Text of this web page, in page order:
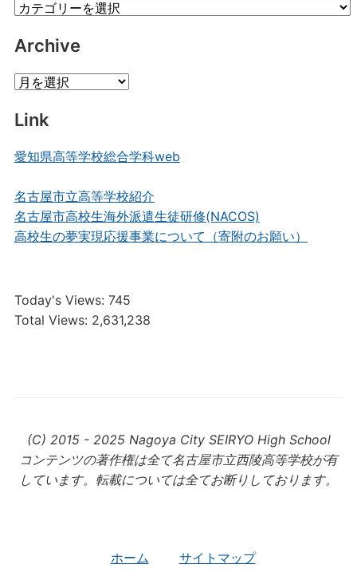
Category
Archive
Archive
Link
愛知県高等学校総合学科web
名古屋市立高等学校紹介
名古屋市高校生海外派遣生徒研修(NACOS)
高校生の夢実現応援事業について（寄附のお願い）
Today's Views: 745
Total Views: 2,631,238
(C) 2015 - 2025 Nagoya City SEIRYO High School
コンテンツの著作権は全て名古屋市立西陵高等学校が有
しています。転載については全てお断りしております。
ホーム サイトマップ